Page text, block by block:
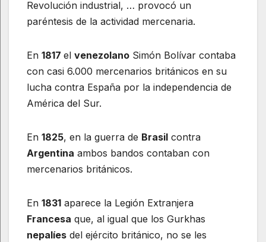
Revolución industrial, … provocó un
paréntesis de la actividad mercenaria.
En 1817 el venezolano Simón Bolívar contaba
con casi 6.000 mercenarios británicos en su
lucha contra España por la independencia de
América del Sur.
En 1825, en la guerra de Brasil contra
Argentina ambos bandos contaban con
mercenarios británicos.
En 1831 aparece la Legión Extranjera
Francesa que, al igual que los Gurkhas
nepalíes del ejército británico, no se les